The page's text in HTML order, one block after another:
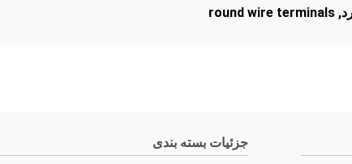
,
round wire terminals
جزئیات بسته بندی